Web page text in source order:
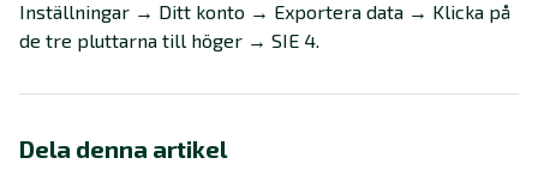
Inställningar → Ditt konto → Exportera data → Klicka på
de tre pluttarna till höger → SIE 4.
Dela denna artikel